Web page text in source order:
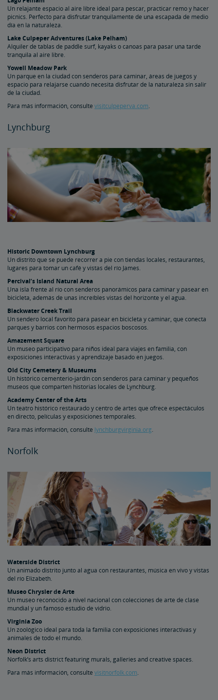
Un relajante espacio al aire libre ideal para pescar, practicar remo y hacer
picnics. Perfecto para disfrutar tranquilamente de una escapada de medio
día en la naturaleza.
Lake Culpeper Adventures (Lake Pelham)
Alquiler de tablas de paddle surf, kayaks o canoas para pasar una tarde
tranquila al aire libre.
Yowell Meadow Park
Un parque en la ciudad con senderos para caminar, áreas de juegos y
espacio para relajarse cuando necesita disfrutar de la naturaleza sin salir
de la ciudad.
Para más información, consulte visitculpeperva.com.
Lynchburg
Historic Downtown Lynchburg
Un distrito que se puede recorrer a pie con tiendas locales, restaurantes,
lugares para tomar un café y vistas del río James.
Percival’s Island Natural Area
Una isla frente al río con senderos panorámicos para caminar y pasear en
bicicleta, además de unas increíbles vistas del horizonte y el agua.
Blackwater Creek Trail
Un sendero local favorito para pasear en bicicleta y caminar, que conecta
parques y barrios con hermosos espacios boscosos.
Amazement Square
Un museo participativo para niños ideal para viajes en familia, con
exposiciones interactivas y aprendizaje basado en juegos.
Old City Cemetery & Museums
Un histórico cementerio-jardín con senderos para caminar y pequeños
museos que comparten historias locales de Lynchburg.
Academy Center of the Arts
Un teatro histórico restaurado y centro de artes que ofrece espectáculos
en directo, películas y exposiciones temporales.
Para más información, consulte lynchburgvirginia.org.
Norfolk
Waterside District
Un animado distrito junto al agua con restaurantes, música en vivo y vistas
del río Elizabeth.
Museo Chrysler de Arte
Un museo reconocido a nivel nacional con colecciones de arte de clase
mundial y un famoso estudio de vidrio.
Virginia Zoo
Un zoológico ideal para toda la familia con exposiciones interactivas y
animales de todo el mundo.
Neon District
Norfolk’s arts district featuring murals, galleries and creative spaces.
Para más información, consulte visitnorfolk.com.